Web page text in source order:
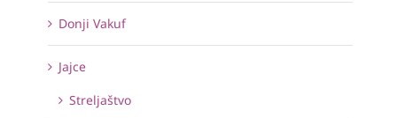
Donji Vakuf
Jajce
Streljaštvo